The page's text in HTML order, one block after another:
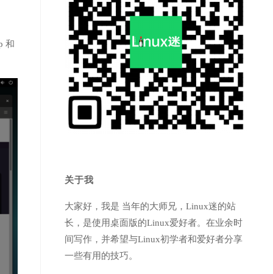
和
关于我
大家好，我是 当年的大师兄，Linux迷的站
长，是使用桌面版的Linux爱好者。在业余时
间写作，并希望与Linux初学者和爱好者分享
一些有用的技巧。